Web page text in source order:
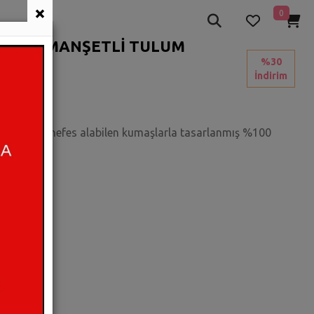
0
MANŞETLİ TULUM
%30
İndirim
ve nefes alabilen kumaşlarla tasarlanmış %100
×